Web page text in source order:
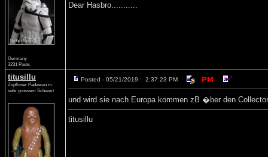
Germany
3231 Posts
Dear Hasbro...........
titusillu
Zopfloser Padawan m.
sehr grossem Schwert
Posted - 05/21/2019 : 2:37:23 PM
und wird sie nach Europa kommen zB �ber den
titusillu